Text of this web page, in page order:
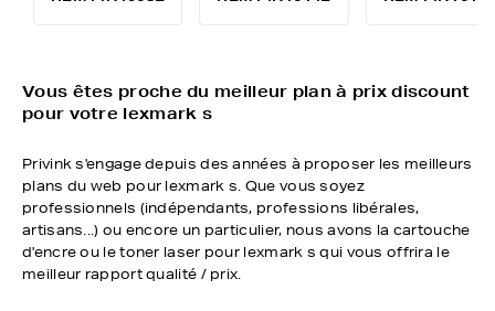
Vous êtes proche du meilleur plan à prix discount
pour votre lexmark s
Privink s'engage depuis des années à proposer les meilleurs
plans du web pour lexmark s. Que vous soyez
professionnels (indépendants, professions libérales,
artisans...) ou encore un particulier, nous avons la cartouche
d'encre ou le toner laser pour lexmark s qui vous offrira le
meilleur rapport qualité / prix.